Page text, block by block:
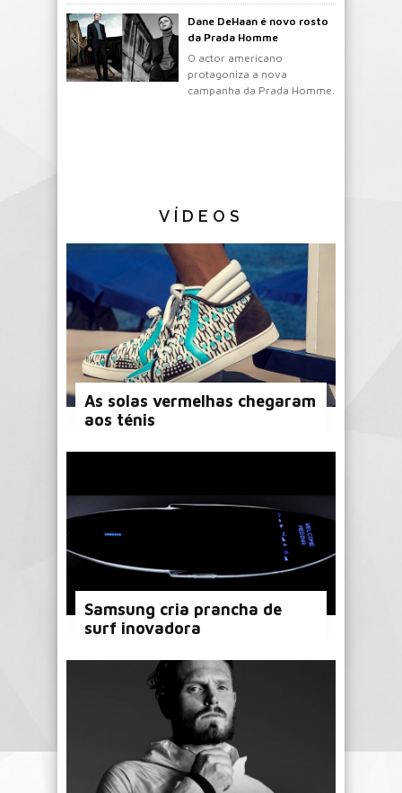
Dane DeHaan é novo rosto
da Prada Homme
O actor americano
protagoniza a nova
campanha da Prada Homme.
VÍDEOS
As solas vermelhas chegaram
aos ténis
Samsung cria prancha de
surf inovadora